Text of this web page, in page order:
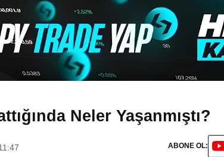
Neler Yaşanmıştı?
ABONE OL: